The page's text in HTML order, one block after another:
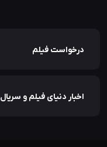
درخواست فیلم
اخبار دنیای فیلم و سریال